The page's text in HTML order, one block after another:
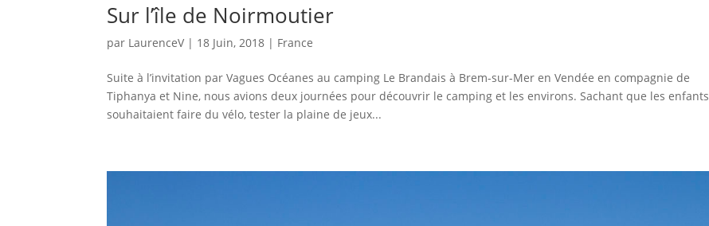
Sur l’île de Noirmoutier
par LaurenceV | 18 Juin, 2018 | France
Suite à l’invitation par Vagues Océanes au camping Le Brandais à Brem-sur-Mer en Vendée en compagnie de
Tiphanya et Nine, nous avions deux journées pour découvrir le camping et les environs. Sachant que les enfants
souhaitaient faire du vélo, tester la plaine de jeux...